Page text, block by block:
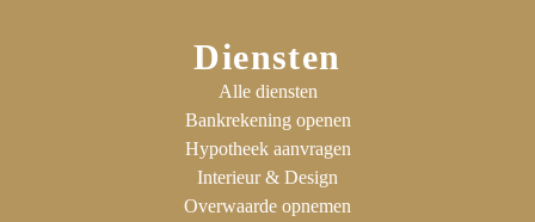
Diensten
Alle diensten
Bankrekening openen
Hypotheek aanvragen
Interieur & Design
Overwaarde opnemen